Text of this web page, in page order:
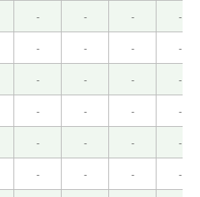
地教导我。下次見！
分享日常生活!下次見(/・
甜圈。年亲人多了。老人
况。这个地方很热闹。下
- - - -
- - - -
- - - -
- - - -
- - - -
- - - -